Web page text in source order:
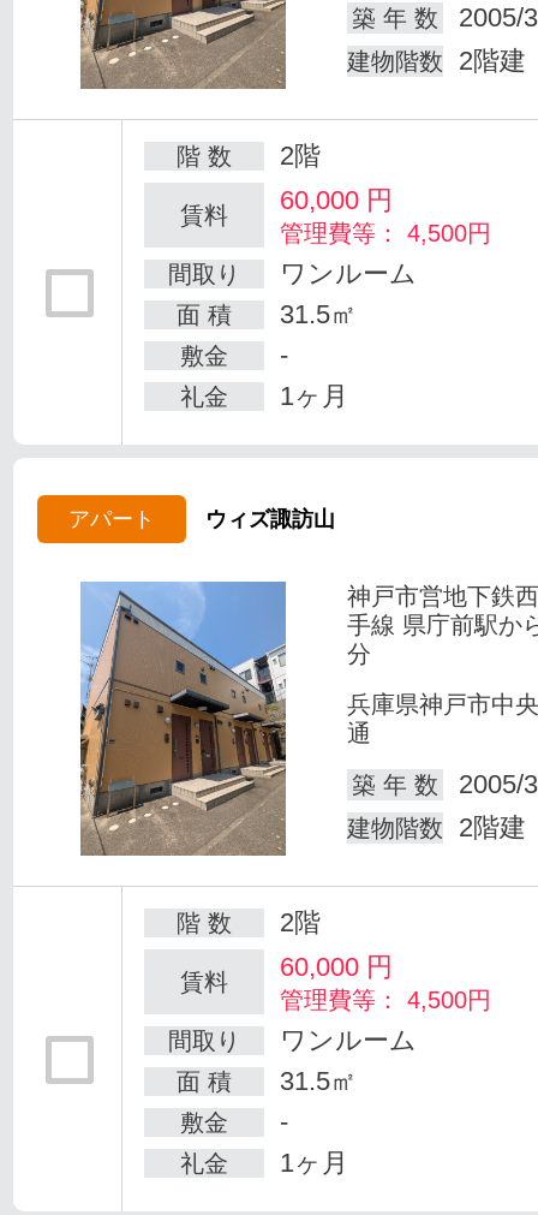
築 年 数
2005/
建物階数 2階建
階 数 2階
賃料 60,000 円
管理費等： 4,500円
間取り
ワンルーム
面 積 31.5㎡
敷金 -
礼金 1ヶ月
アパート ウィズ諏訪山
神戸市営地下鉄
手線 県庁前駅か
分
兵庫県神戸市中
通
築 年 数
2005/
建物階数 2階建
階 数 2階
賃料 60,000 円
管理費等： 4,500円
間取り
ワンルーム
面 積 31.5㎡
敷金 -
礼金 1ヶ月